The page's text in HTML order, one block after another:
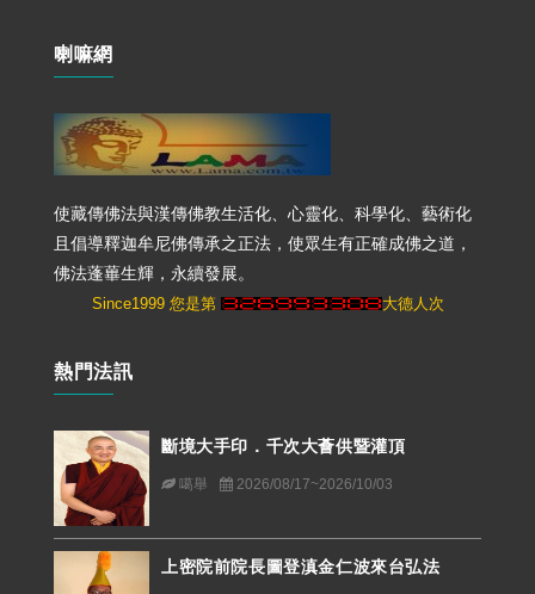
喇嘛網
使藏傳佛法與漢傳佛教生活化、心靈化、科學化、藝術化
且倡導釋迦牟尼佛傳承之正法，使眾生有正確成佛之道，
佛法蓬蓽生輝，永續發展。
Since1999 您是第 大德人次
熱門法訊
斷境大手印．千次大薈供暨灌頂
噶舉 2026/08/17~2026/10/03
上密院前院長圖登滇金仁波來台弘法